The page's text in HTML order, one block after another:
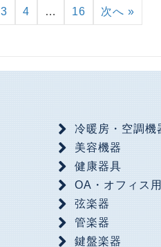
3 4 … 16 次へ »
冷暖房・空調機
美容機器
健康器具
OA・オフィス
弦楽器
管楽器
鍵盤楽器